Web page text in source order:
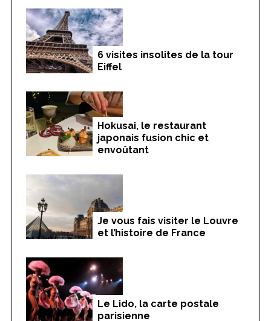
6 visites insolites de la tour
Eiffel
Hokusai, le restaurant
japonais fusion chic et
envoûtant
Je vous fais visiter le Louvre
et l’histoire de France
Le Lido, la carte postale
parisienne